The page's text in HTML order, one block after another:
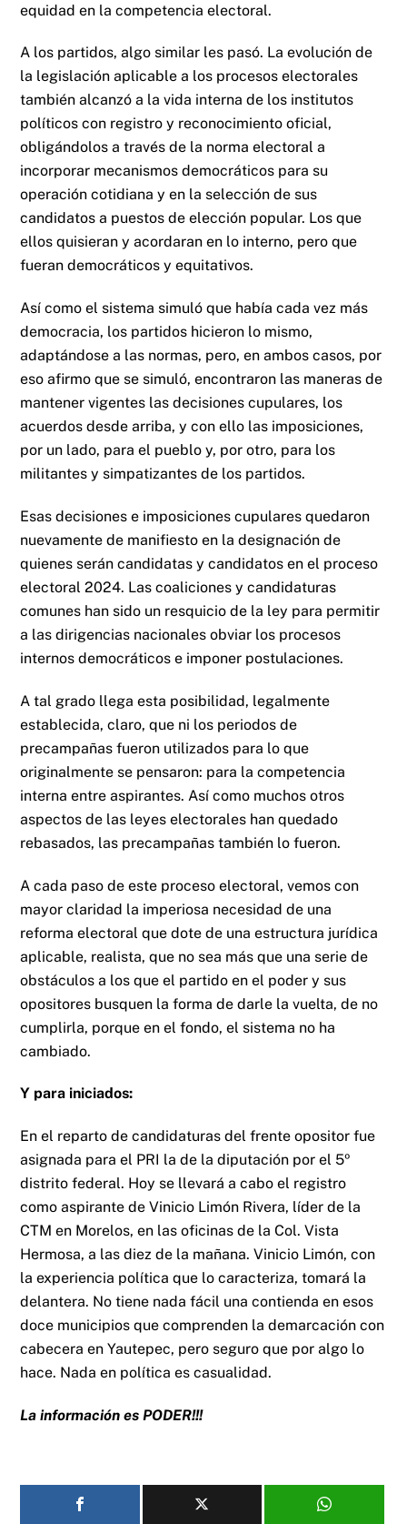
equidad en la competencia electoral.
A los partidos, algo similar les pasó. La evolución de
la legislación aplicable a los procesos electorales
también alcanzó a la vida interna de los institutos
políticos con registro y reconocimiento oficial,
obligándolos a través de la norma electoral a
incorporar mecanismos democráticos para su
operación cotidiana y en la selección de sus
candidatos a puestos de elección popular. Los que
ellos quisieran y acordaran en lo interno, pero que
fueran democráticos y equitativos.
Así como el sistema simuló que había cada vez más
democracia, los partidos hicieron lo mismo,
adaptándose a las normas, pero, en ambos casos, por
eso afirmo que se simuló, encontraron las maneras de
mantener vigentes las decisiones cupulares, los
acuerdos desde arriba, y con ello las imposiciones,
por un lado, para el pueblo y, por otro, para los
militantes y simpatizantes de los partidos.
Esas decisiones e imposiciones cupulares quedaron
nuevamente de manifiesto en la designación de
quienes serán candidatas y candidatos en el proceso
electoral 2024. Las coaliciones y candidaturas
comunes han sido un resquicio de la ley para permitir
a las dirigencias nacionales obviar los procesos
internos democráticos e imponer postulaciones.
A tal grado llega esta posibilidad, legalmente
establecida, claro, que ni los periodos de
precampañas fueron utilizados para lo que
originalmente se pensaron: para la competencia
interna entre aspirantes. Así como muchos otros
aspectos de las leyes electorales han quedado
rebasados, las precampañas también lo fueron.
A cada paso de este proceso electoral, vemos con
mayor claridad la imperiosa necesidad de una
reforma electoral que dote de una estructura jurídica
aplicable, realista, que no sea más que una serie de
obstáculos a los que el partido en el poder y sus
opositores busquen la forma de darle la vuelta, de no
cumplirla, porque en el fondo, el sistema no ha
cambiado.
Y para iniciados:
En el reparto de candidaturas del frente opositor fue
asignada para el PRI la de la diputación por el 5º
distrito federal. Hoy se llevará a cabo el registro
como aspirante de Vinicio Limón Rivera, líder de la
CTM en Morelos, en las oficinas de la Col. Vista
Hermosa, a las diez de la mañana. Vinicio Limón, con
la experiencia política que lo caracteriza, tomará la
delantera. No tiene nada fácil una contienda en esos
doce municipios que comprenden la demarcación con
cabecera en Yautepec, pero seguro que por algo lo
hace. Nada en política es casualidad.
La información es PODER!!!